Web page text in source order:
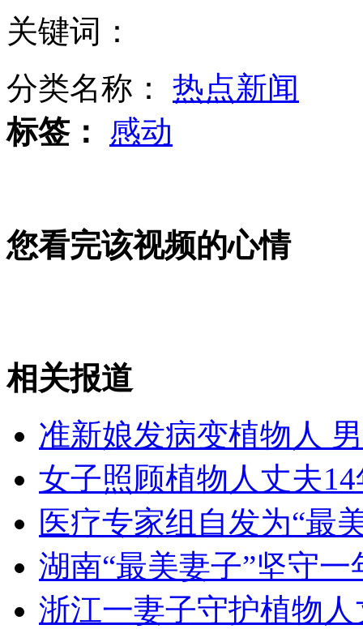
监控实拍消防车为避让电瓶车冲入河中
台湾把H7N9潜伏期修改为10天
山西运城恶犬咬伤多人 警民合力深夜将其击毙
女孩北京地铁殴打老人 痛下狠手拳打脚踢
无痛分娩是否安全 医生回应
外交部：反对强权政治霸凌主义
关键词：
分类名称： 热点新闻
标签：
感动
您看完该视频的心情
相关报道
准新娘发病变植物人
女子照顾植物人丈夫
医疗专家组自发为“最
湖南“最美妻子”坚守
浙江一妻子守护植物